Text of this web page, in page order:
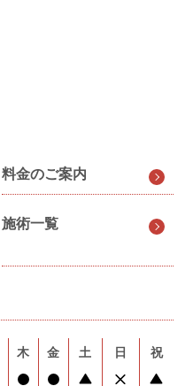
料金のご案内
施術一覧
木 金 土 日 祝